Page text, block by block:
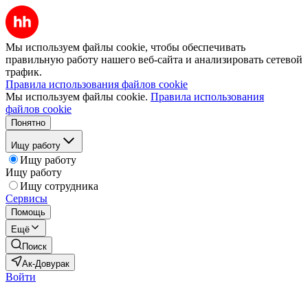
Мы используем файлы cookie, чтобы обеспечивать
правильную работу нашего веб-сайта и анализировать сетевой
трафик.
Правила использования файлов cookie
Мы используем файлы cookie. Правила использования
файлов cookie
Понятно
Ищу работу
Ищу работу
Ищу работу
Ищу сотрудника
Сервисы
Помощь
Ещё
Поиск
Ак-Довурак
Войти